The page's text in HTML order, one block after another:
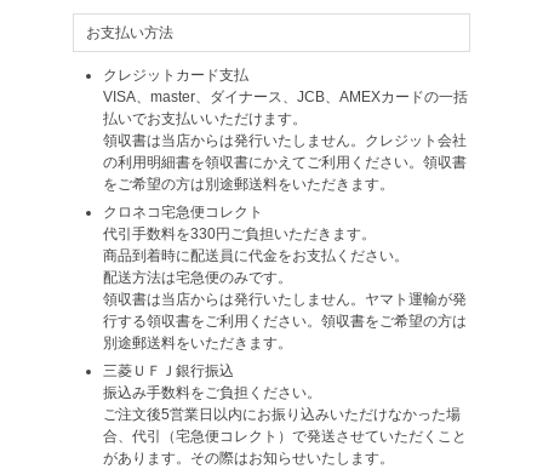
お支払い方法
クレジットカード支払
VISA、master、ダイナース、JCB、AMEXカードの一括
払いでお支払いいただけます。
領収書は当店からは発行いたしません。クレジット会社
の利用明細書を領収書にかえてご利用ください。領収書
をご希望の方は別途郵送料をいただきます。
クロネコ宅急便コレクト
代引手数料を330円ご負担いただきます。
商品到着時に配送員に代金をお支払ください。
配送方法は宅急便のみです。
領収書は当店からは発行いたしません。ヤマト運輸が発
行する領収書をご利用ください。領収書をご希望の方は
別途郵送料をいただきます。
三菱ＵＦＪ銀行振込
振込み手数料をご負担ください。
ご注文後5営業日以内にお振り込みいただけなかった場
合、代引（宅急便コレクト）で発送させていただくこと
があります。その際はお知らせいたします。